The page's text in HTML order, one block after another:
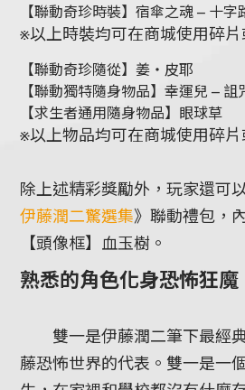
【聯動奇珍時裝】宿傘之魂 – 十字
※以上時裝均可在商城使用碎片
【聯動奇珍隨從】姜・皮耶
【聯動獨特隨身物品】幸運兒 – 詛
【求生者通用隨身物品】眼球草
※以上物品均可在商城使用碎片
除上述精彩獎勵外，玩家還可
伊藤潤二驚選集》聯動禮包，
【頭像框】血玉樹。
熟悉的角色化身恐怖狂魔
雙一是伊藤潤二筆下最經典
藤恐怖世界的代表。雙一是一